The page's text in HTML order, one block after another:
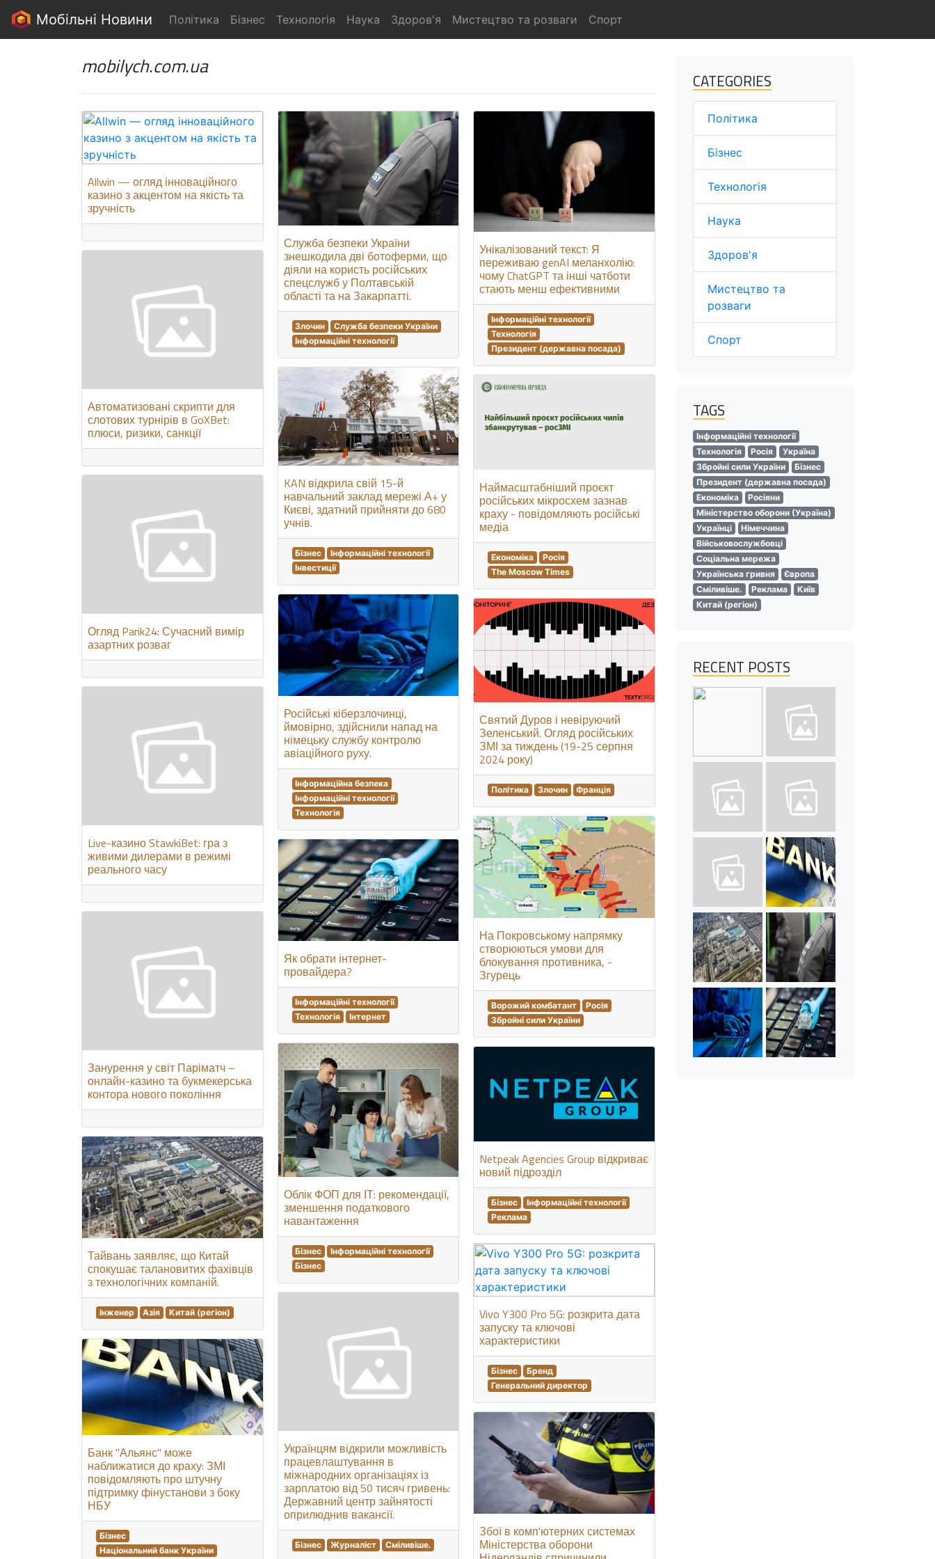
Мобільні Новини Політика Бізнес Технологія Наука Здоров'я Мистецтво та розваги Спорт
mobilych.com.ua
Allwin — огляд інноваційного
казино з акцентом на якість та
зручність
Автоматизовані скрипти для
слотових турнірів в GoXBet:
плюси, ризики, санкції
Огляд Parik24: Сучасний вимір
азартних розваг
Live-казино StawkiBet: гра з
живими дилерами в режимі
реального часу
Занурення у світ Паріматч –
онлайн-казино та букмекерська
контора нового покоління
Тайвань заявляє, що Китай
спокушає талановитих фахівців
з технологічних компаній.
Інженер Азія Китай (регіон)
Банк "Альянс" може
наближатися до краху: ЗМІ
повідомляють про штучну
підтримку фінустанови з боку
НБУ
Бізнес
Національний банк України
Служба безпеки України
знешкодила дві ботоферми, що
діяли на користь російських
спецслужб у Полтавській
області та на Закарпатті.
Злочин
Служба безпеки України
Інформаційні технології
KAN відкрила свій 15-й
навчальний заклад мережі А+ у
Києві, здатний прийняти до 680
учнів.
Бізнес
Інформаційні технології
Інвестиції
Російські кіберзлочинці,
ймовірно, здійснили напад на
німецьку службу контролю
авіаційного руху.
Інформаційна безпека
Інформаційні технології
Технологія
Як обрати інтернет-
провайдера?
Інформаційні технології
Технологія
Інтернет
Облік ФОП для ІТ: рекомендації,
зменшення податкового
навантаження
Бізнес
Інформаційні технології
Бізнес
Українцям відкрили можливість
працевлаштування в
міжнародних організаціях із
зарплатою від 50 тисяч гривень:
Державний центр зайнятості
оприлюднив вакансії.
Бізнес Журналіст Сміливіше.
Унікалізований текст: Я
переживаю genAI меланхолію:
чому ChatGPT та інші чатботи
стають менш ефективними
Інформаційні технології
Технологія
Президент (державна посада)
Наймасштабніший проєкт
російських мікросхем зазнав
краху - повідомляють російські
медіа
Економіка
Росія
The Moscow Times
Святий Дуров і невіруючий
Зеленський. Огляд російських
ЗМІ за тиждень (19-25 серпня
2024 року)
Політика Злочин Франція
На Покровському напрямку
створюються умови для
блокування противника, -
Згурець
Ворожий комбатант
Росія
Збройні сили України
Netpeak Agencies Group відкриває
новий підрозділ
Бізнес
Інформаційні технології
Реклама
Vivo Y300 Pro 5G: розкрита дата
запуску та ключові
характеристики
Бізнес
Бренд
Генеральний директор
Збої в комп'ютерних системах
Міністерства оборони
CATEGORIES
Політика
Бізнес
Технологія
Наука
Здоров'я
Мистецтво та
розваги
Спорт
TAGS
Інформаційні технології
Технологія
Росія
Україна
Збройні сили України
Бізнес
Президент (державна посада)
Економіка
Росіяни
Міністерство оборони (Україна)
Українці
Німеччина
Військовослужбовці
Соціальна мережа
Українська гривня
Європа
Сміливіше.
Реклама
Київ
Китай (регіон)
RECENT POSTS